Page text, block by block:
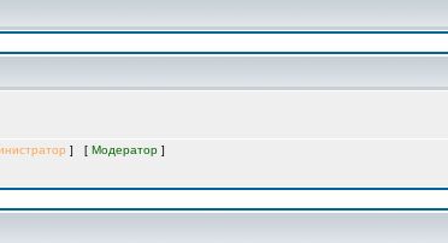
] [ Модератор ]